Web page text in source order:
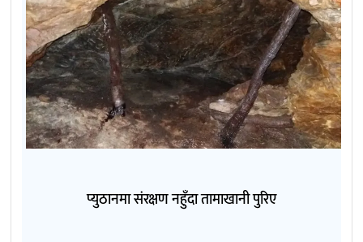
प्युठानमा संरक्षण नहुँदा तामाखानी पुरिए